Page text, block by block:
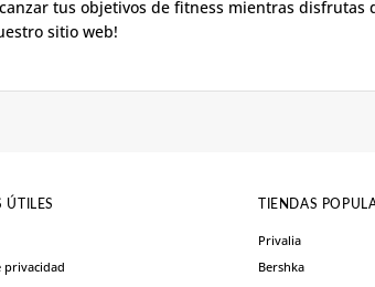
tus objetivos de fitness mientras disfrutas
sitio web!
ÚTILES
privacidad
TIENDAS
Privalia
Bershka